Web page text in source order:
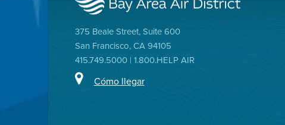
375 Beale Street, Suite 600
San Francisco, CA 94105
415.749.5000 | 1.800.HELP AIR
Cómo llegar